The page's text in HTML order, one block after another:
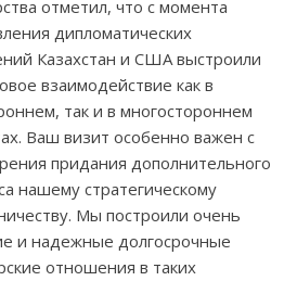
отметил, что с момента
дипломатических
Казахстан и США выстроили
взаимодействие как в
так и в многостороннем
Ваш визит особенно важен с
придания дополнительного
нашему стратегическому
Мы построили очень
и надежные долгосрочные
отношения в таких